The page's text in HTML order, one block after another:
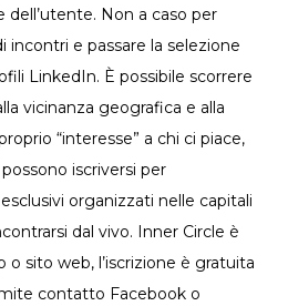
dell’utente. Non a caso per
incontri e passare la selezione
LinkedIn. È possibile scorrere
vicinanza geografica e alla
“interesse” a chi ci piace,
iscriversi per
organizzati nelle capitali
dal vivo. Inner Circle è
sito web, l’iscrizione è gratuita
contatto Facebook o